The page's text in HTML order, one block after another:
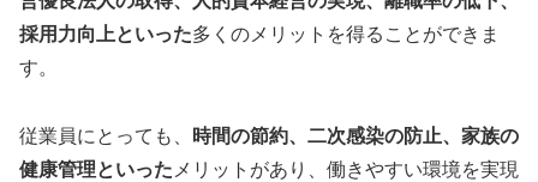
採用力向上といった多くのメリットを得ることができま
す。
従業員にとっても、
時間の節約、二次感染の防止、家族の
健康管理といった メリットがあり、働きやすい環境を実現